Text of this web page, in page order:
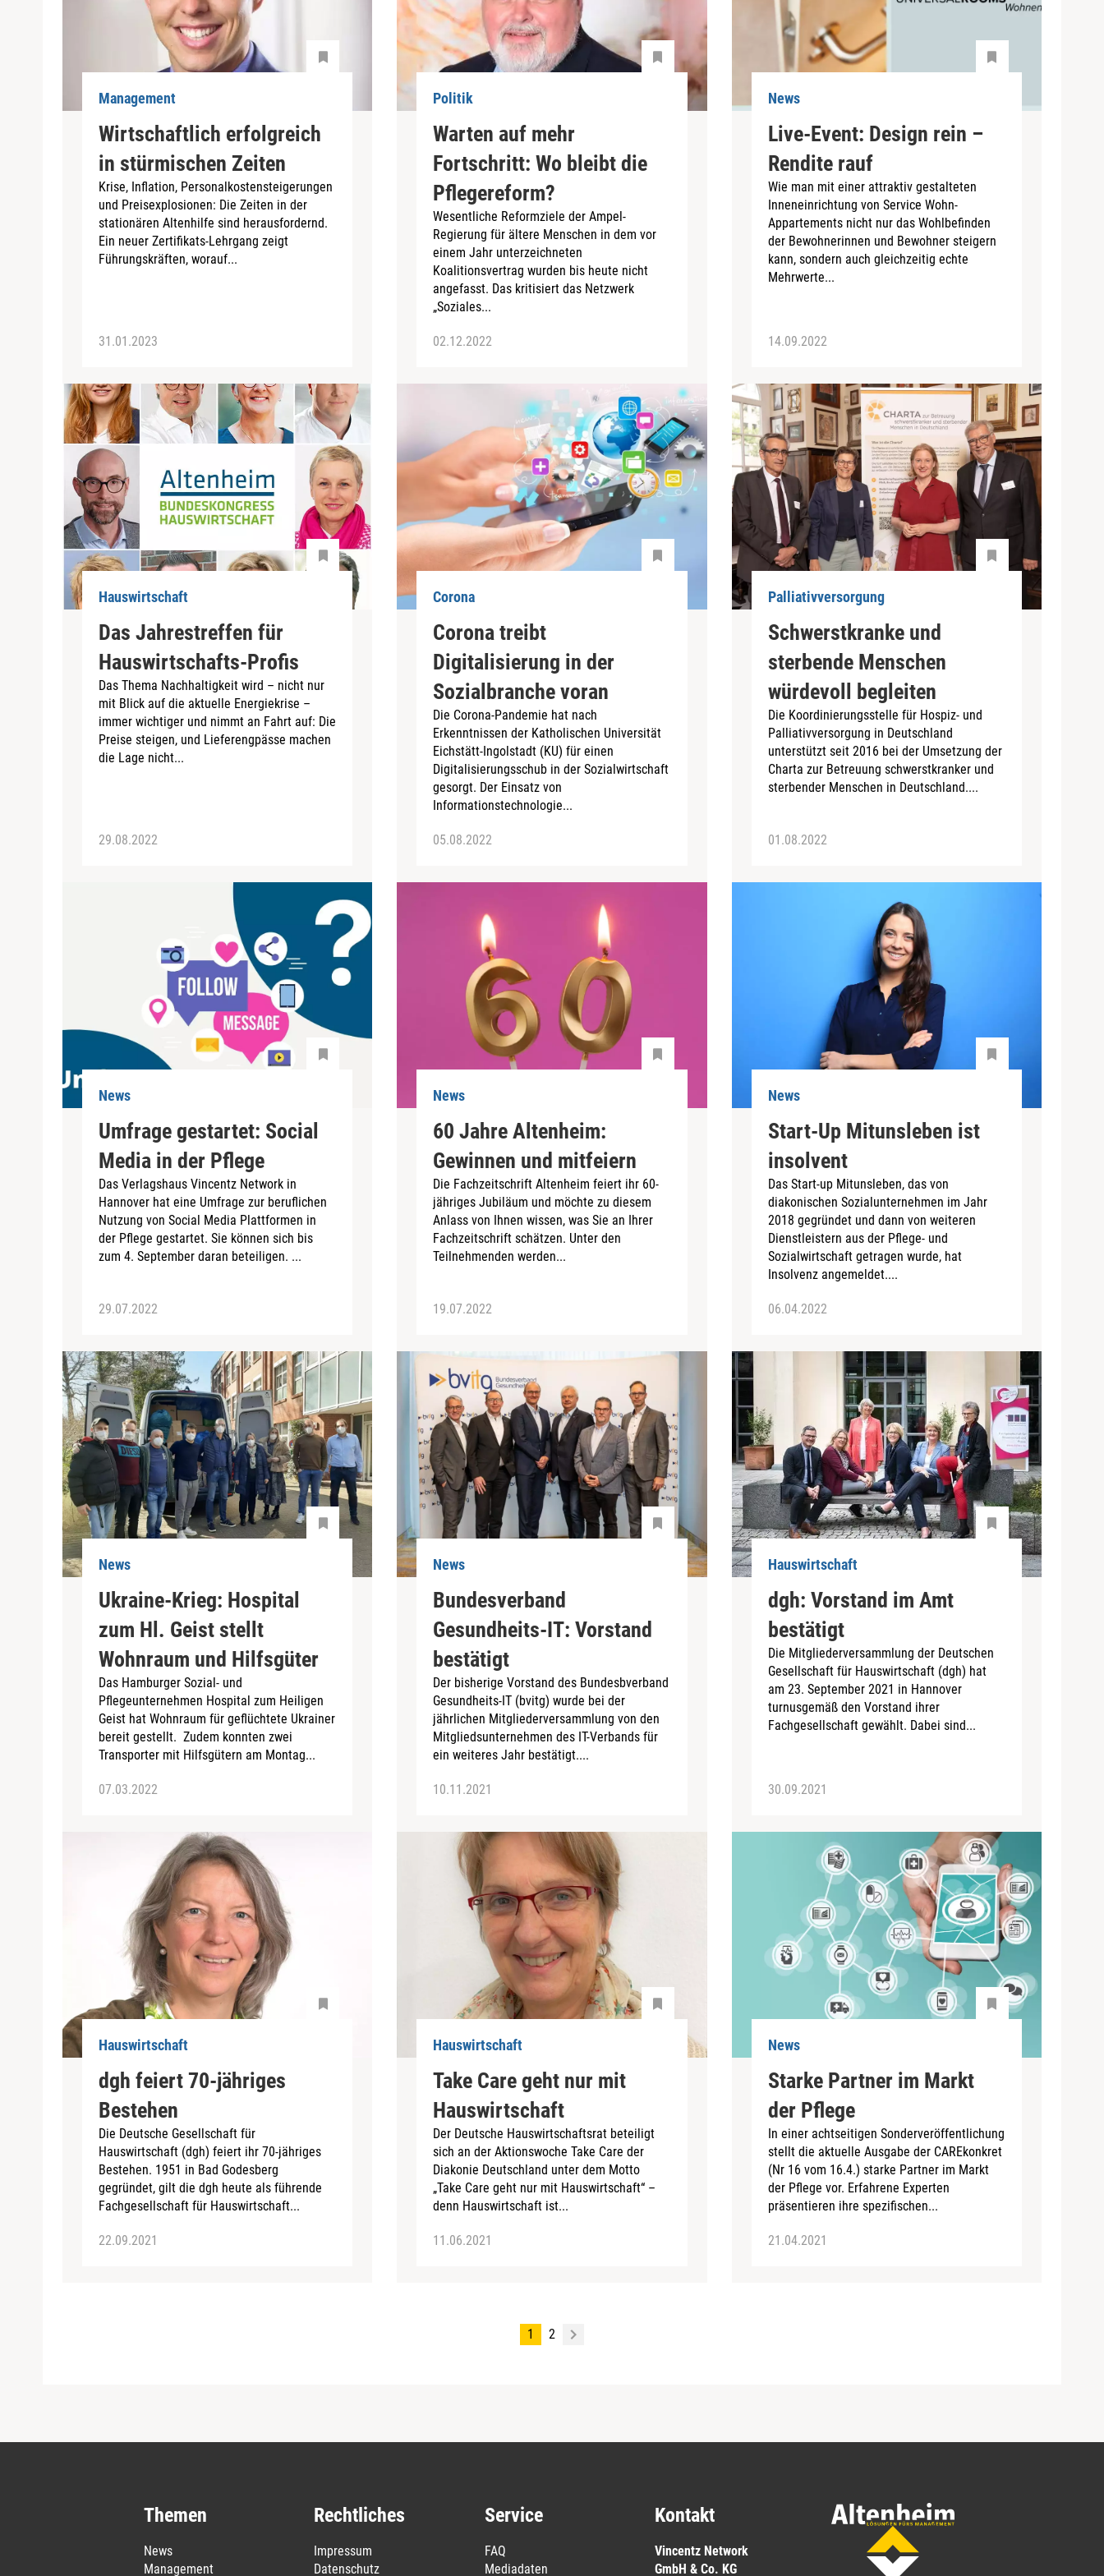
Management
Wirtschaftlich erfolgreich
in stürmischen Zeiten
Krise, Inflation, Personalkostensteigerungen
und Preisexplosionen: Die Zeiten in der
stationären Altenhilfe sind herausfordernd.
Ein neuer Zertifikats-Lehrgang zeigt
Führungskräften, worauf...
31.01.2023
Politik
Warten auf mehr
Fortschritt: Wo bleibt die
Pflegereform?
Wesentliche Reformziele der Ampel-
Regierung für ältere Menschen in dem vor
einem Jahr unterzeichneten
Koalitionsvertrag wurden bis heute nicht
angefasst. Das kritisiert das Netzwerk
„Soziales...
02.12.2022
News
Live-Event: Design rein –
Rendite rauf
Wie man mit einer attraktiv gestalteten
Inneneinrichtung von Service Wohn-
Appartements nicht nur das Wohlbefinden
der Bewohnerinnen und Bewohner steigern
kann, sondern auch gleichzeitig echte
Mehrwerte...
14.09.2022
Hauswirtschaft
Das Jahrestreffen für
Hauswirtschafts-Profis
Das Thema Nachhaltigkeit wird – nicht nur
mit Blick auf die aktuelle Energiekrise –
immer wichtiger und nimmt an Fahrt auf: Die
Preise steigen, und Lieferengpässe machen
die Lage nicht...
29.08.2022
Corona
Corona treibt
Digitalisierung in der
Sozialbranche voran
Die Corona-Pandemie hat nach
Erkenntnissen der Katholischen Universität
Eichstätt-Ingolstadt (KU) für einen
Digitalisierungsschub in der Sozialwirtschaft
gesorgt. Der Einsatz von
Informationstechnologie...
05.08.2022
Palliativversorgung
Schwerstkranke und
sterbende Menschen
würdevoll begleiten
Die Koordinierungsstelle für Hospiz- und
Palliativversorgung in Deutschland
unterstützt seit 2016 bei der Umsetzung der
Charta zur Betreuung schwerstkranker und
sterbender Menschen in Deutschland....
01.08.2022
News
Umfrage gestartet: Social
Media in der Pflege
Das Verlagshaus Vincentz Network in
Hannover hat eine Umfrage zur beruflichen
Nutzung von Social Media Plattformen in
der Pflege gestartet. Sie können sich bis
zum 4. September daran beteiligen. ...
29.07.2022
News
60 Jahre Altenheim:
Gewinnen und mitfeiern
Die Fachzeitschrift Altenheim feiert ihr 60-
jähriges Jubiläum und möchte zu diesem
Anlass von Ihnen wissen, was Sie an Ihrer
Fachzeitschrift schätzen. Unter den
Teilnehmenden werden...
19.07.2022
News
Start-Up Mitunsleben ist
insolvent
Das Start-up Mitunsleben, das von
diakonischen Sozialunternehmen im Jahr
2018 gegründet und dann von weiteren
Dienstleistern aus der Pflege- und
Sozialwirtschaft getragen wurde, hat
Insolvenz angemeldet....
06.04.2022
News
Ukraine-Krieg: Hospital
zum Hl. Geist stellt
Wohnraum und Hilfsgüter
Das Hamburger Sozial- und
Pflegeunternehmen Hospital zum Heiligen
Geist hat Wohnraum für geflüchtete Ukrainer
bereit gestellt. Zudem konnten zwei
Transporter mit Hilfsgütern am Montag...
07.03.2022
News
Bundesverband
Gesundheits-IT: Vorstand
bestätigt
Der bisherige Vorstand des Bundesbverband
Gesundheits-IT (bvitg) wurde bei der
jährlichen Mitgliederversammlung von den
Mitgliedsunternehmen des IT-Verbands für
ein weiteres Jahr bestätigt....
10.11.2021
Hauswirtschaft
dgh: Vorstand im Amt
bestätigt
Die Mitgliederversammlung der Deutschen
Gesellschaft für Hauswirtschaft (dgh) hat
am 23. September 2021 in Hannover
turnusgemäß den Vorstand ihrer
Fachgesellschaft gewählt. Dabei sind...
30.09.2021
Hauswirtschaft
dgh feiert 70-jähriges
Bestehen
Die Deutsche Gesellschaft für
Hauswirtschaft (dgh) feiert ihr 70-jähriges
Bestehen. 1951 in Bad Godesberg
gegründet, gilt die dgh heute als führende
Fachgesellschaft für Hauswirtschaft...
22.09.2021
Hauswirtschaft
Take Care geht nur mit
Hauswirtschaft
Der Deutsche Hauswirtschaftsrat beteiligt
sich an der Aktionswoche Take Care der
Diakonie Deutschland unter dem Motto
„Take Care geht nur mit Hauswirtschaft“ –
denn Hauswirtschaft ist...
11.06.2021
News
Starke Partner im Markt
der Pflege
In einer achtseitigen Sonderveröffentlichung
stellt die aktuelle Ausgabe der CAREkonkret
(Nr 16 vom 16.4.) starke Partner im Markt
der Pflege vor. Erfahrene Experten
präsentieren ihre spezifischen...
21.04.2021
1 2
Themen
News
Management
Rechtliches
Impressum
Datenschutz
Service
FAQ
Mediadaten
Kontakt
Vincentz Network
GmbH & Co. KG